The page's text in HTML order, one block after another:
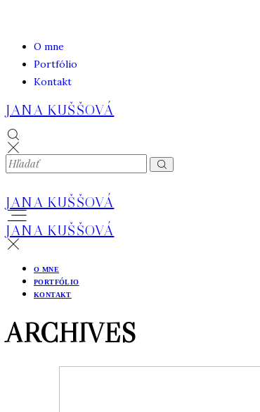
O mne
Portfólio
Kontakt
JANA KUŠŠOVÁ
JANA KUŠŠOVÁ
JANA KUŠŠOVÁ
O MNE
PORTFÓLIO
KONTAKT
ARCHIVES